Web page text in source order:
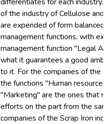
of the industry of Cellulose and
are expended of form
management functions, with
management function "Legal
what it guarantees a good
to it. For the companies of the
the functions "Human
"Marketing" are the ones that
efforts on the part from the
companies of the Scrap Iron